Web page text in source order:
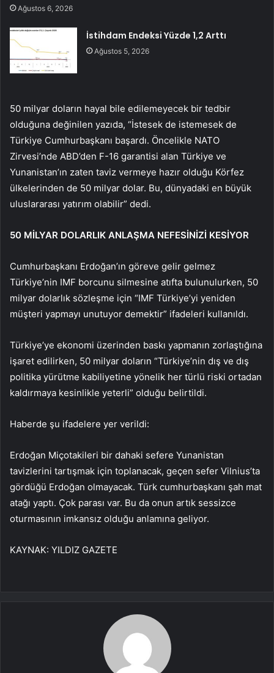
Ağustos 6, 2026
İstihdam Endeksi Yüzde 1,2 Arttı
Ağustos 5, 2026
50 milyar doların hayal bile edilemeyecek bir tedbir
olduğuna değinilen yazıda, “İstesek de istemesek de
Türkiye Cumhurbaşkanı başardı. Öncelikle NATO
Zirvesi’nde ABD’den F-16 garantisi alan Türkiye ve
Yunanistan’ın zaten taviz vermeye hazır olduğu Körfez
ülkelerinden de 50 milyar dolar. Bu, dünyadaki en büyük
uluslararası yatırım olabilir” dedi.
50 MİLYAR DOLARLIK ANLAŞMA NEFESİNİZİ KESİYOR
Cumhurbaşkanı Erdoğan’ın göreve gelir gelmez
Türkiye’nin IMF borcunu silmesine atıfta bulunulurken, 50
milyar dolarlık sözleşme için “IMF Türkiye’yi yeniden
müşteri yapmayı unutuyor demektir” ifadeleri kullanıldı.
Türkiye’ye ekonomi üzerinden baskı yapmanın zorlaştığına
işaret edilirken, 50 milyar doların “Türkiye’nin dış ve dış
politika yürütme kabiliyetine yönelik her türlü riski ortadan
kaldırmaya kesinlikle yeterli” olduğu belirtildi.
Haberde şu ifadelere yer verildi:
Erdoğan Miçotakileri bir dahaki sefere Yunanistan
tavizlerini tartışmak için toplanacak, geçen sefer Vilnius’ta
gördüğü Erdoğan olmayacak. Türk cumhurbaşkanı şah mat
atağı yaptı. Çok parası var. Bu da onun artık sessizce
oturmasının imkansız olduğu anlamına geliyor.
KAYNAK: YILDIZ GAZETE